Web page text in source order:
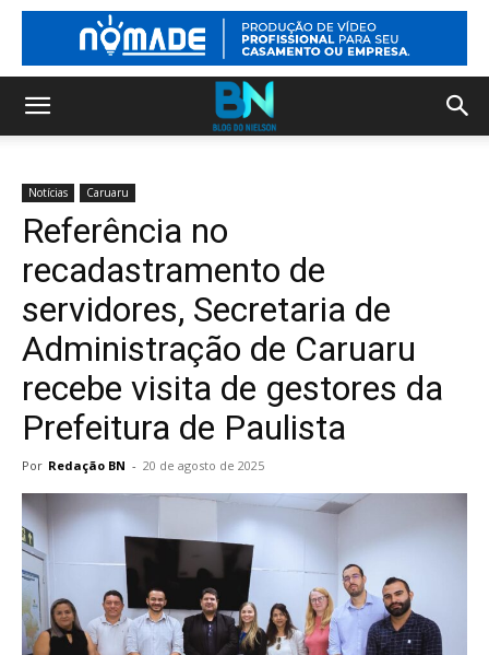
Notícias Caruaru
Referência no
recadastramento de
servidores, Secretaria de
Administração de Caruaru
recebe visita de gestores da
Prefeitura de Paulista
Por Redação BN - 20 de agosto de 2025